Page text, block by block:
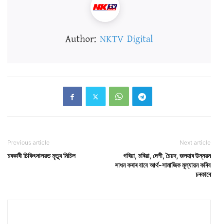
Author: NKTV Digital
Previous article
চৰকাৰী চিকিৎসালয়ত মৃত্যু মিচিল
Next article
গৰিয়া, মৰিয়া, দেশী, চৈয়দ, জলহাৰ উন্নয়ন
সাধন কৰাৰ বাবে আর্থ-সামাজিক মূল্যায়ন কৰিব
চৰকাৰে